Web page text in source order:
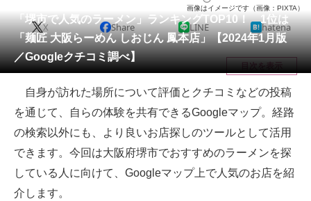
会員記事
メディア
注目記事を集めた総合ページ
ITの今と未来を見通す
スマホと通信の最新トレンド
進化するPCとデバイスの未来
好きが集まる 比べて選べる
「堺市で人気のラーメン」ランキングTOP10！ 1位は
「麺匠 大阪らーめん しおじん 鳳本店」【2024年1月版
／Googleクチコミ調べ】
画像はイメージです（画像：PIXTA）
X Share LINE hatena
目次を表示
自身が訪れた場所について評価とクチコミなどの投稿
を通じて、自らの体験を共有できるGoogleマップ。経路
の検索以外にも、より良いお店探しのツールとして活用
できます。今回は大阪府堺市でおすすめのラーメンを探
している人に向けて、Googleマップ上で人気のお店を紹
介します。